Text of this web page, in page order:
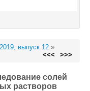
выпуск 12 »
<<< >>>
солей
растворов